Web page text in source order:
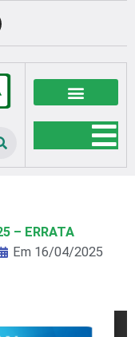
– ERRATA
Em 16/04/2025